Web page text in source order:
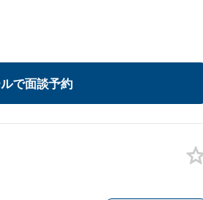
ルで面談予約